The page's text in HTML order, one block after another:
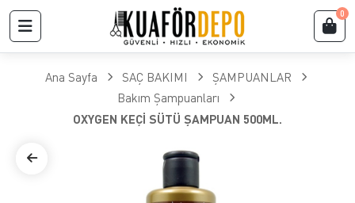
0
Ana Sayfa SAÇ BAKIMI
ŞAMPUANLAR
Bakım Şampuanları
OXYGEN KEÇİ SÜTÜ ŞAMPUAN 500ML.